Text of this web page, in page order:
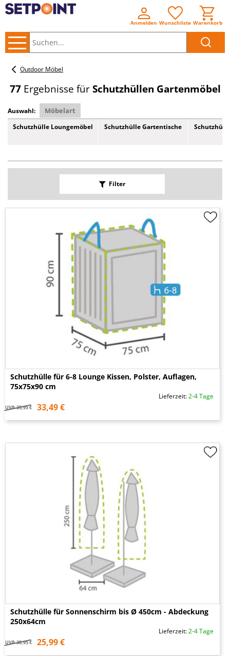
Anmelden Wunschliste Warenkorb
Outdoor Möbel
77Ergebnisse für Schutzhüllen Gartenmöbel
Auswahl: Möbelart
Schutzhülle Loungemöbel Schutzhülle Gartentische
Filter
Schutzhülle für 6-8 Lounge Kissen, Polster, Auflagen,
75x75x90 cm
Lieferzeit:2-4 Tage
UVP 35,95 € 33,49 €
Schutzhülle für Sonnenschirm bis Ø 450cm - Abdeckung
250x64cm
Lieferzeit:2-4 Tage
UVP 30,95 € 25,99 €